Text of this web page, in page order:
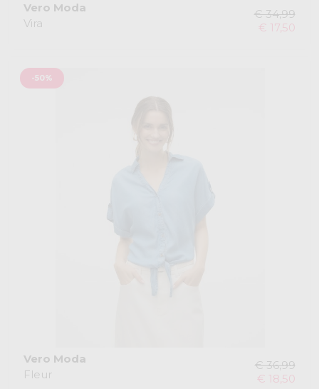
Vero Moda
Vira
€ 34,99
€ 17,50
-50%
Vero Moda
Fleur
€ 36,99
€ 18,50